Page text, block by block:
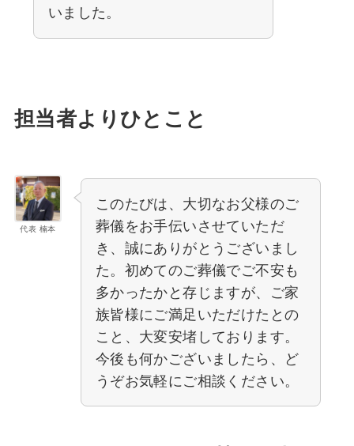
いました。
担当者よりひとこと
代表 楠本
このたびは、大切なお父様のご
葬儀をお手伝いさせていただ
き、誠にありがとうございまし
た。初めてのご葬儀でご不安も
多かったかと存じますが、ご家
族皆様にご満足いただけたとの
こと、大変安堵しております。
今後も何かございましたら、ど
うぞお気軽にご相談ください。